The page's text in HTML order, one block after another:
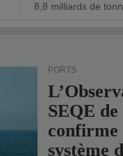
8,8 milliards de
PORTS
SEQE de
confirme
système